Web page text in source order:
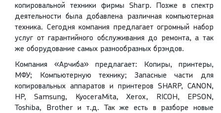
копировальной техники фирмы Sharp. Позже в спектр
деятельности была добавлена различная компьютерная
техника. Сегодня компания предлагает огромный набор
услуг от гарантийного обслуживания до ремонта, а так
же оборудование самых разнообразных брэндов.
Компания «Арчиба» предлагает: Копиры, принтеры,
МФУ; Компьютерную технику; Запасные части для
копировальных аппаратов и принтеров SHARP, CANON,
HP, Samsung, KyoceraMita, Xerox, RICOH, EPSON,
Toshiba, Brother и т.д. Так же есть в разборе новые